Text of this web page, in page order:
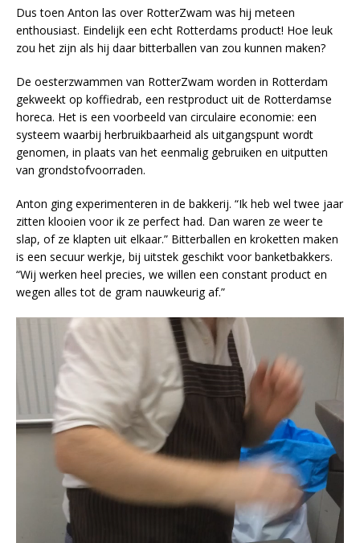
Dus toen Anton las over RotterZwam was hij meteen
enthousiast. Eindelijk een echt Rotterdams product! Hoe leuk
zou het zijn als hij daar bitterballen van zou kunnen maken?
De oesterzwammen van RotterZwam worden in Rotterdam
gekweekt op koffiedrab, een restproduct uit de Rotterdamse
horeca. Het is een voorbeeld van circulaire economie: een
systeem waarbij herbruikbaarheid als uitgangspunt wordt
genomen, in plaats van het eenmalig gebruiken en uitputten
van grondstofvoorraden.
Anton ging experimenteren in de bakkerij. “Ik heb wel twee jaar
zitten klooien voor ik ze perfect had. Dan waren ze weer te
slap, of ze klapten uit elkaar.” Bitterballen en kroketten maken
is een secuur werkje, bij uitstek geschikt voor banketbakkers.
“Wij werken heel precies, we willen een constant product en
wegen alles tot de gram nauwkeurig af.”